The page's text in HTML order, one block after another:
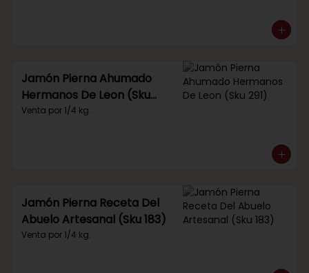
Jamón Pierna Ahumado
Hermanos De Leon (Sku
291)
Venta por 1/4 kg.
Jamón Pierna Receta Del
Abuelo Artesanal (Sku 183)
Venta por 1/4 kg.